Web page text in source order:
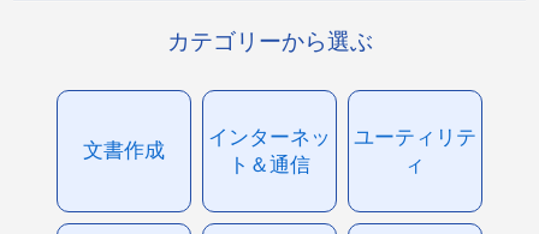
カテゴリーから選ぶ
文書作成
インターネッ
ト＆通信
ユーティリテ
ィ